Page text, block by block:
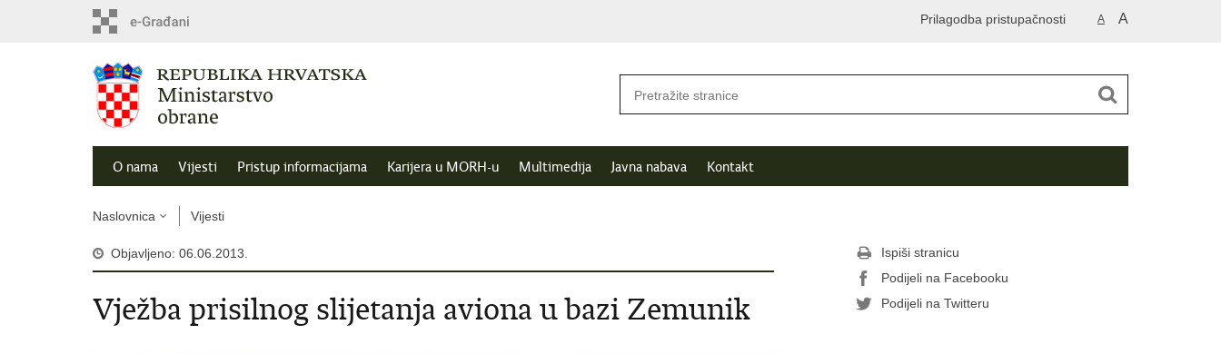
A A
Prilagodba pristupačnosti
O nama Vijesti Pristup informacijama Karijera u MORH-u Multimedija Javna nabava Kontakt
Naslovnica Vijesti
Objavljeno: 06.06.2013.
Vježba prisilnog slijetanja aviona u bazi Zemunik
Ispiši stranicu
Podijeli na Facebooku
Podijeli na Twitteru